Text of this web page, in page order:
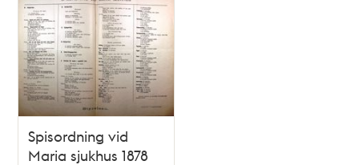
Spisordning vid
Maria sjukhus 1878